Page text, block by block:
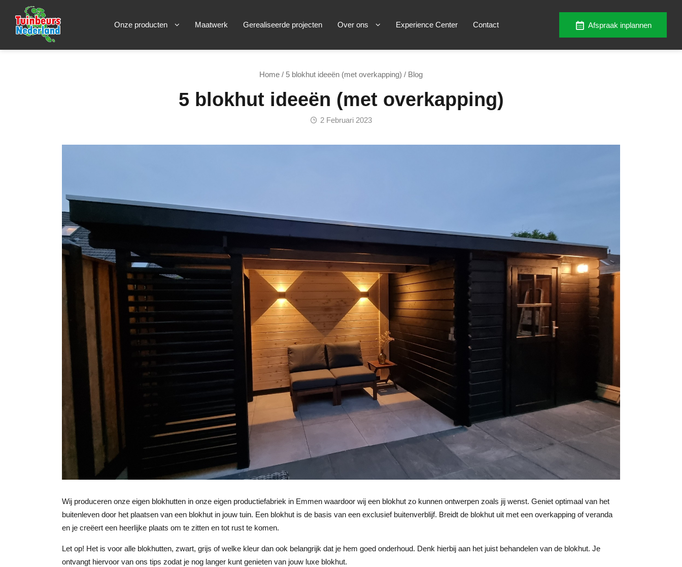
Onze producten Maatwerk Gerealiseerde projecten Over ons Experience Center Contact Afspraak inplannen
Home / 5 blokhut ideeën (met overkapping) / Blog
5 blokhut ideeën (met overkapping)
2 Februari 2023
Wij produceren onze eigen blokhutten in onze eigen productiefabriek in Emmen waardoor wij een blokhut zo kunnen ontwerpen zoals jij wenst. Geniet optimaal van het
buitenleven door het plaatsen van een blokhut in jouw tuin. Een blokhut is de basis van een exclusief buitenverblijf. Breidt de blokhut uit met een overkapping of veranda
en je creëert een heerlijke plaats om te zitten en tot rust te komen.
Let op! Het is voor alle blokhutten, zwart, grijs of welke kleur dan ook belangrijk dat je hem goed onderhoud. Denk hierbij aan het juist behandelen van de blokhut. Je
ontvangt hiervoor van ons tips zodat je nog langer kunt genieten van jouw luxe blokhut.